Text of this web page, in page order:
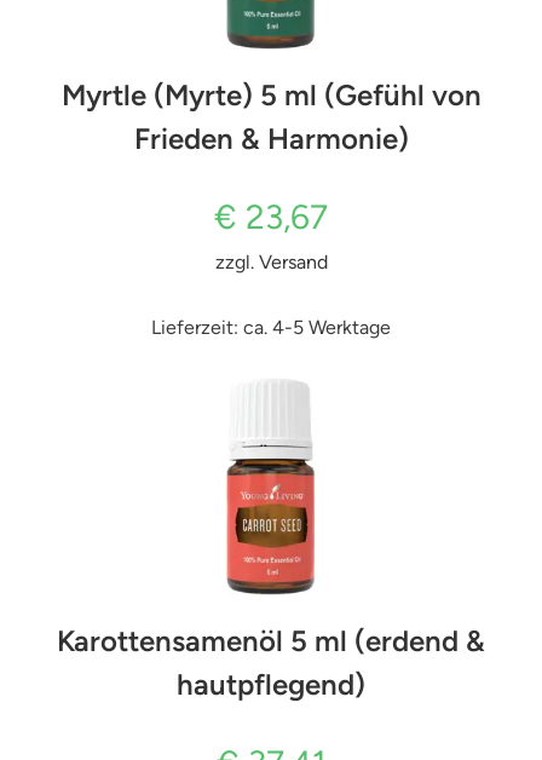
Myrtle (Myrte) 5 ml (Gefühl von
Frieden & Harmonie)
€ 23,67
zzgl. Versand
Lieferzeit: ca. 4-5 Werktage
Karottensamenöl 5 ml (erdend &
hautpflegend)